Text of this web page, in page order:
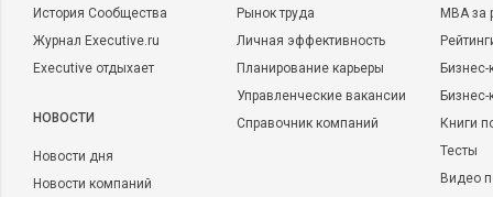
История Сообщества
Журнал Executive.ru
Executive отдыхает
НОВОСТИ
Новости дня
Новости компаний
Рынок труда
Личная эффективность
Планирование карьеры
Управленческие вакансии
Справочник компаний
MBA
Бизнес-
Книги
Тесты
Видео